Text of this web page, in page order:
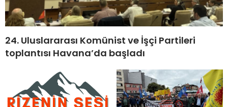
24. Uluslararası Komünist ve İşçi Partileri
toplantısı Havana’da başladı